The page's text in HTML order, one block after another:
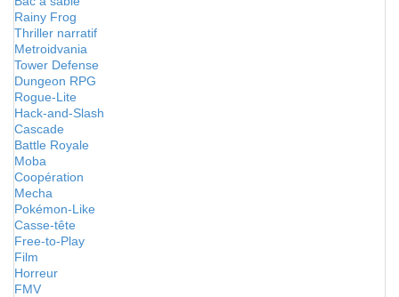
Rainy Frog
Thriller narratif
Metroidvania
Tower Defense
Dungeon RPG
Rogue-Lite
Hack-and-Slash
Cascade
Battle Royale
Moba
Coopération
Mecha
Pokémon-Like
Casse-tête
Free-to-Play
Film
Horreur
FMV